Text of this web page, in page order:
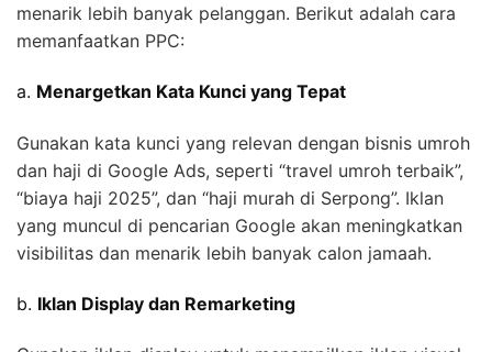
menarik lebih banyak pelanggan. Berikut adalah cara
memanfaatkan PPC:
a. Menargetkan Kata Kunci yang Tepat
Gunakan kata kunci yang relevan dengan bisnis umroh
dan haji di Google Ads, seperti “travel umroh terbaik”,
“biaya haji 2025”, dan “haji murah di Serpong”. Iklan
yang muncul di pencarian Google akan meningkatkan
visibilitas dan menarik lebih banyak calon jamaah.
b. Iklan Display dan Remarketing